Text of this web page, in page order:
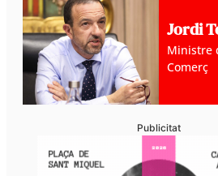
Jordi
Ministre
Comerç
Publicitat